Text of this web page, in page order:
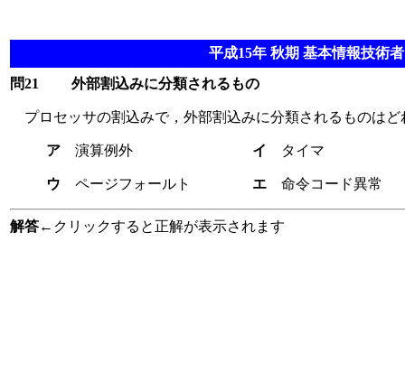
平成15年 秋期 基本情報技術
問21
外部割込みに分類されるもの
プロセッサの割込みで，外部割込みに分類されるものはど
ア 演算例外 イ タイマ
ウ ページフォールト エ 命令コード異常
解答←クリックすると正解が表示されます